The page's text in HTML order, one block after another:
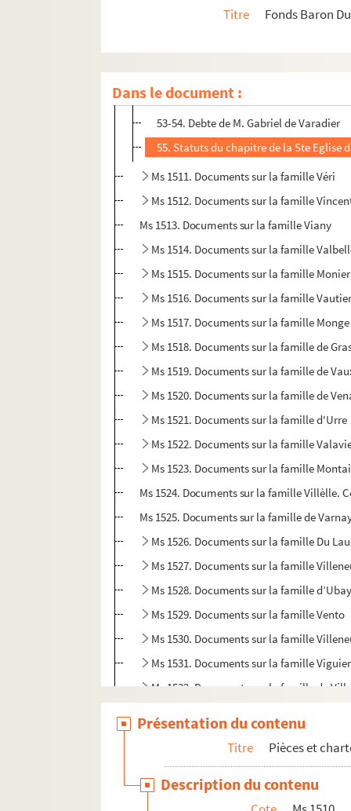
Titre
Fonds Baron
Dans le document :
43-46. Pour Estienne et (?) de Varadier
47-50. Comptes (?)
51-52. Requeste pour M. Pierre de
53-54. Debte de M. Gabriel de Varadier
55. Statuts du chapitre de la Ste Eglise
Ms 1511. Documents sur la famille Véri
Ms 1512. Documents sur la famille
Ms 1513. Documents sur la famille Viany
Ms 1514. Documents sur la famille
Ms 1515. Documents sur la famille Monier
Ms 1516. Documents sur la famille
Ms 1517. Documents sur la famille Monge
Ms 1518. Documents sur la famille de
Ms 1519. Documents sur la famille de
Ms 1520. Documents sur la famille de
Ms 1521. Documents sur la famille d'Urre
Ms 1522. Documents sur la famille
Ms 1523. Documents sur la famille
Ms 1524. Documents sur la famille Villèlle.
Ms 1525. Documents sur la famille de
Ms 1526. Documents sur la famille Du
Ms 1527. Documents sur la famille
Ms 1528. Documents sur la famille
Ms 1529. Documents sur la famille Vento
Ms 1530. Documents sur la famille
Ms 1531. Documents sur la famille Viguier
Ms 1532. Documents sur la famille de
Ms 1536. Documents sur la famille
Présentation du contenu
Titre Pièces et
Description du contenu